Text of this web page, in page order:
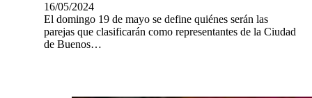
16/05/2024
El domingo 19 de mayo se define quiénes serán las
parejas que clasificarán como representantes de la Ciudad
de Buenos…